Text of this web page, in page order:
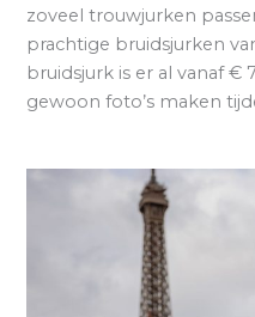
zoveel trouwjurken
prachtige bruidsjurken
bruidsjurk is er al vanaf €
gewoon foto’s maken